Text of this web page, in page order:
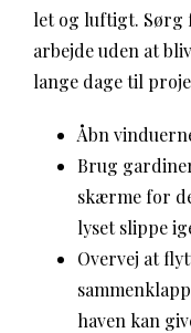
let og luftigt. Sørg
arbejde uden at
lange dage til
Åbn
Brug
skærme for
lyset slippe
Overvej at
haven kan